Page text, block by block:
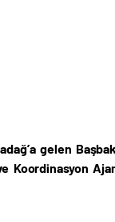
gelen
Koordinasyon